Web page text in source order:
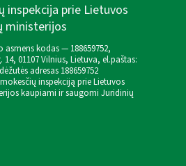
inspekcija prie Lietuvos
ministerijos
kodas — 188659752,
14, 01107 Vilnius, Lietuva, el.paštas:
adresas 188659752
inspekciją prie Lietuvos
kaupiami ir saugomi Juridinių